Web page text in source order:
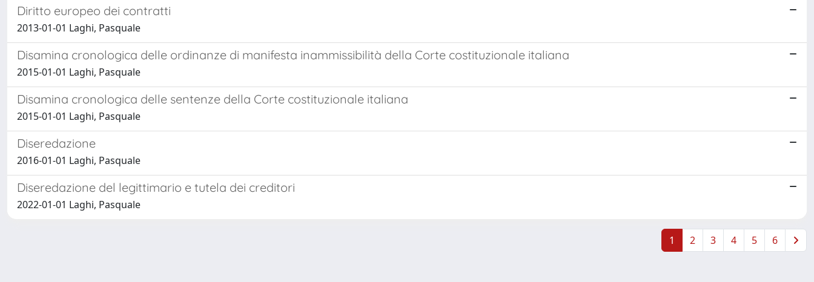
Diritto europeo dei contratti
2013-01-01 Laghi, Pasquale
Disamina cronologica delle ordinanze di manifesta inammissibilità della Corte costituzionale italiana
2015-01-01 Laghi, Pasquale
Disamina cronologica delle sentenze della Corte costituzionale italiana
2015-01-01 Laghi, Pasquale
Diseredazione
2016-01-01 Laghi, Pasquale
Diseredazione del legittimario e tutela dei creditori
2022-01-01 Laghi, Pasquale
1 2 3 4 5 6